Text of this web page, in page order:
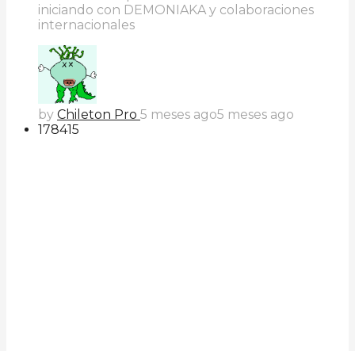
iniciando con DEMONIAKA y colaboraciones
internacionales
by Chileton Pro 5 meses ago5 meses ago
178415